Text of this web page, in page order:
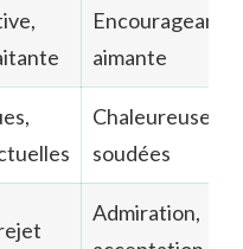
Encourageante,
aimante
Chaleureuses,
soudées
Admiration,